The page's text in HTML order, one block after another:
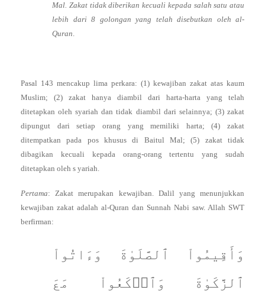
Mal. Zakat tidak diberikan kecuali kepada salah satu atau
lebih dari 8 golongan yang telah disebutkan oleh al-
Quran.
Pasal 143 mencakup lima perkara: (1) kewajiban zakat atas kaum
Muslim; (2) zakat hanya diambil dari harta-harta yang telah
ditetapkan oleh syariah dan tidak diambil dari selainnya; (3) zakat
dipungut dari setiap orang yang memiliki harta; (4) zakat
ditempatkan pada pos khusus di Baitul Mal; (5) zakat tidak
dibagikan kecuali kepada orang-orang tertentu yang sudah
ditetapkan oleh s yariah.
Pertama: Zakat merupakan kewajiban. Dalil yang menunjukkan
kewajiban zakat adalah al-Quran dan Sunnah Nabi saw. Allah SWT
berfirman:
وَأَقِيمُواْ ٱلصَّلَوٰةَ وَءَاتُواْ
ٱلزَّكَوٰةَ وَٱرۡكَعُواْ مَعَ